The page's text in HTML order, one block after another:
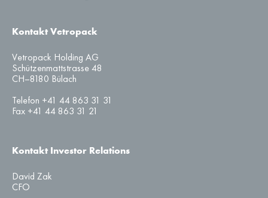
Kontakt Vetropack
Vetropack Holding AG
Schützenmattstrasse 48
CH–8180 Bülach
Telefon +41 44 863 31 31
Fax +41 44 863 31 21
Kontakt Investor Relations
David Zak
CFO